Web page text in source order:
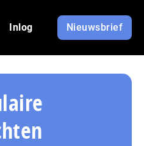
Inlog Nieuwsbrief